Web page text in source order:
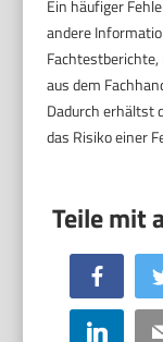
Ein häufiger
andere
aus dem
Dadurch erhältst
das Risiko einer
Facebook
LinkedIn